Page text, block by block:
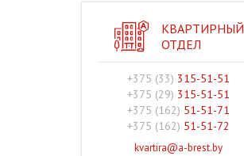
КВАРТИРНЫЙ
ОТДЕЛ
+375 (33) 315-51-51
+375 (29) 315-51-51
+375 (162) 51-51-71
+375 (162) 51-51-72
kvartira@a-brest.by